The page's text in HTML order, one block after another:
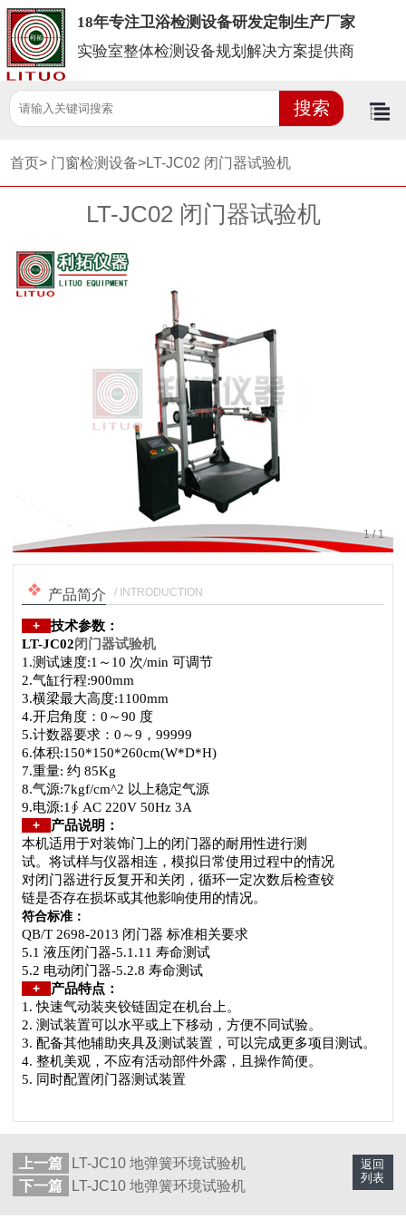
18年专注卫浴检测设备研发定制生产厂家
实验室整体检测设备规划解决方案提供商
首页> 门窗检测设备>LT-JC02 闭门器试验机
LT-JC02 闭门器试验机
1/1
产品简介 / INTRODUCTION
+
技术参数：
LT-JC02闭门器试验机
1.测试速度:1～10 次/min 可调节
2.气缸行程:900mm
3.横梁最大高度:1100mm
4.开启角度：0～90 度
5.计数器要求：0～9，99999
6.体积:150*150*260cm(W*D*H)
7.重量: 约 85Kg
8.气源:7kgf/cm^2 以上稳定气源
9.电源:1∮ AC 220V 50Hz 3A
+
产品说明：
本机适用于对装饰门上的闭门器的耐用性进行测
试。将试样与仪器相连，模拟日常使用过程中的情况
对闭门器进行反复开和关闭，循环一定次数后检查铰
链是否存在损坏或其他影响使用的情况。
符合标准：
QB/T 2698-2013 闭门器 标准相关要求
5.1 液压闭门器-5.1.11 寿命测试
5.2 电动闭门器-5.2.8 寿命测试
+
产品特点：
1. 快速气动装夹铰链固定在机台上。
2. 测试装置可以水平或上下移动，方便不同试验。
3. 配备其他辅助夹具及测试装置，可以完成更多项目测试。
4. 整机美观，不应有活动部件外露，且操作简便。
5. 同时配置闭门器测试装置
返回
列表
上一篇
LT-JC10 地弹簧环境试验机
下一篇
LT-JC10 地弹簧环境试验机